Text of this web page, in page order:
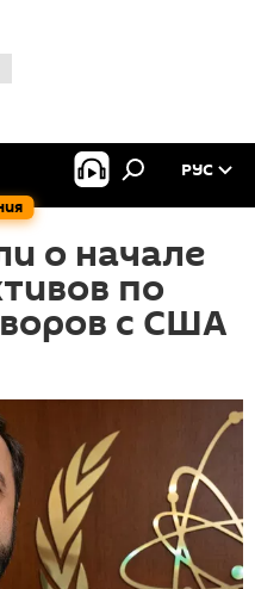
РУС
о начале
по
с США